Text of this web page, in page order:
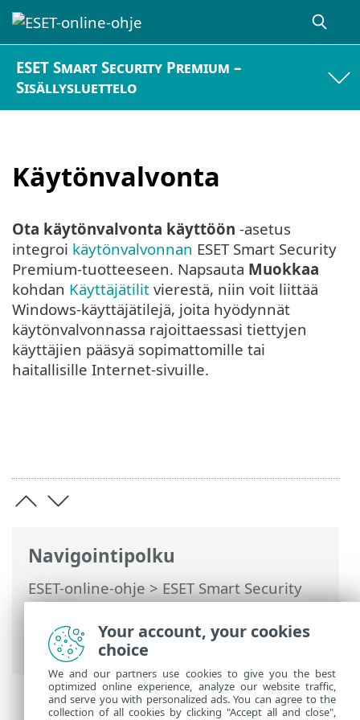
ESET Smart Security Premium –
Sisällysluettelo
Käytönvalvonta
Navigointipolku
ESET-online-ohje>ESET Smart Security
Premium>Lisäasetukset>Suojaukset>
Internetin käytön suojaus>
Käytönvalvonta
Ota käytönvalvonta käyttöön -asetus
integroi käytönvalvonnan ESET Smart Security
Premium-tuotteeseen. Napsauta Muokkaa
kohdan Käyttäjätilit vierestä, niin voit liittää
Windows-käyttäjätilejä, joita hyödynnät
käytönvalvonnassa rajoittaessasi tiettyjen
käyttäjien pääsyä sopimattomille tai
haitallisille Internet-sivuille.
Your account, your cookies
choice
We and our partners use cookies to give you the best
optimized online experience, analyze our website traffic,
and serve you with personalized ads. You can agree to the
collection of all cookies by clicking "Accept all and close",